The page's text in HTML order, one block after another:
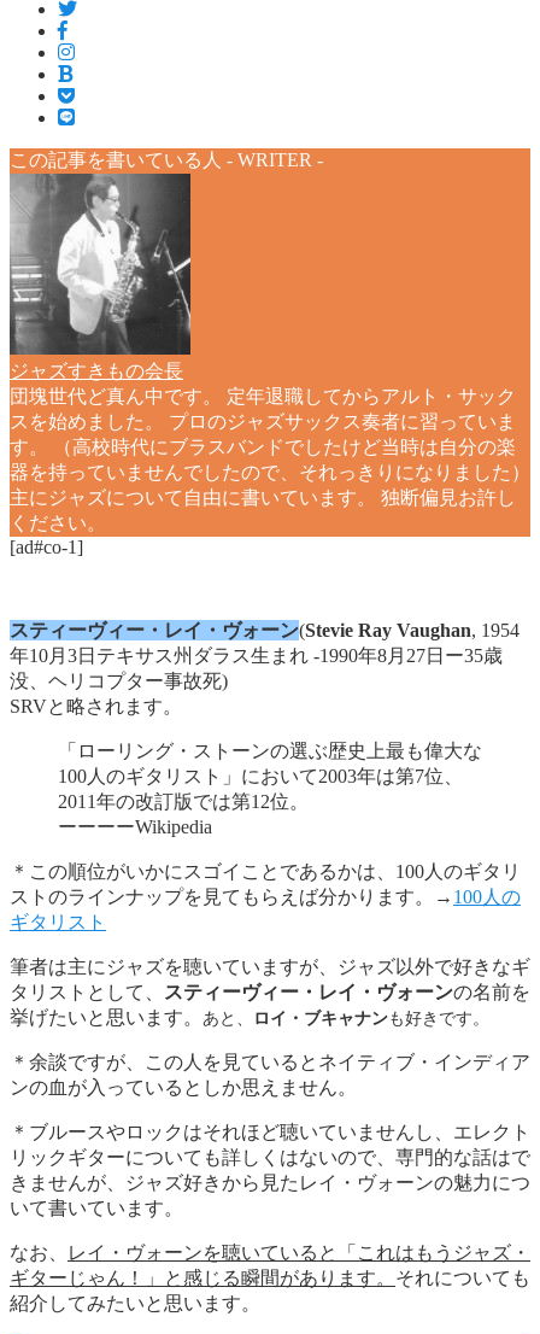
この記事を書いている人 - WRITER -
ジャズすきもの会長
団塊世代ど真ん中です。 定年退職してからアルト・サック
スを始めました。 プロのジャズサックス奏者に習っていま
す。 （高校時代にブラスバンドでしたけど当時は自分の楽
器を持っていませんでしたので、それっきりになりました）
主にジャズについて自由に書いています。 独断偏見お許し
ください。
[ad#co-1]
スティーヴィー・レイ・ヴォーン(Stevie Ray Vaughan, 1954
年10月3日テキサス州ダラス生まれ -1990年8月27日ー35歳
没、ヘリコプター事故死)
SRVと略されます。
「ローリング・ストーンの選ぶ歴史上最も偉大な
100人のギタリスト」において2003年は第7位、
2011年の改訂版では第12位。
ーーーーWikipedia
＊この順位がいかにスゴイことであるかは、100人のギタリ
ストのラインナップを見てもらえば分かります。→ 100人の
ギタリスト
筆者は主にジャズを聴いていますが、ジャズ以外で好きなギ
タリストとして、
スティーヴィー・レイ・ヴォーンの名前を
挙げたいと思います。 あと、 ロイ・ブキャナンも好きです。
＊余談ですが、この人を見ているとネイティブ・インディア
ンの血が入っているとしか思えません。
＊ブルースやロックはそれほど聴いていませんし、エレクト
リックギターについても詳しくはないので、専門的な話はで
きませんが、ジャズ好きから見たレイ・ヴォーンの魅力につ
いて書いています。
なお、
レイ・ヴォーンを聴いていると「これはもうジャズ・
ギターじゃん！」と感じる瞬間があります。 それについても
紹介してみたいと思います。